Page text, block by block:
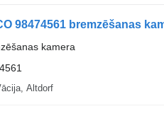
98474561 bremzēšanas
kamera
Altdorf